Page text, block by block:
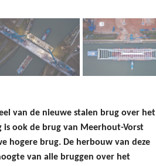
van de nieuwe stalen brug over het
ook de brug van Meerhout-Vorst
hogere brug. De herbouw van deze
van alle bruggen over het